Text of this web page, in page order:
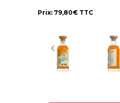
Prix: 79,80€ TTC